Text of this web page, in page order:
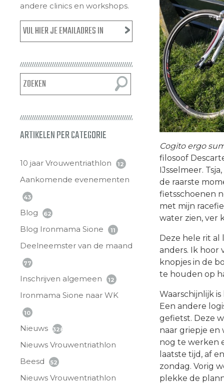
andere clinics en workshops.
ARTIKELEN PER CATEGORIE
10 jaar Vrouwentriathlon 12
Aankomende evenementen
43
Blog 62
Blog Ironmama Sione 11
Deelneemster van de maand
77
Inschrijven algemeen 12
Ironmama Sione naar WK
10
Nieuws 328
Nieuws Vrouwentriathlon
Beesd
52
Nieuws Vrouwentriathlon
Cogito ergo
filosoof
IJsselmeer.
de raarste
fietsschoenen
met mijn
water zien, ver
Deze hele rit
anders. Ik hoor
knopjes in de
te houden op
Waarschijnlijk
Een andere
gefietst. Deze
naar griepje
nog te werken
laatste tijd, af
zondag. Vorig
plekke de